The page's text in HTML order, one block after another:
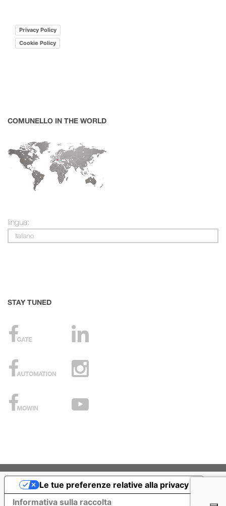
Privacy Policy
Cookie Policy
COMUNELLO IN THE WORLD
lingua:
Italiano
STAY TUNED
Informativa sulla raccolta
Le tue preferenze relative alla privacy